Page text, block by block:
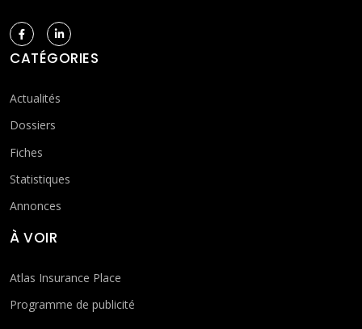
CATÉGORIES
Actualités
Dossiers
Fiches
Statistiques
Annonces
À VOIR
Atlas Insurance Place
Programme de publicité